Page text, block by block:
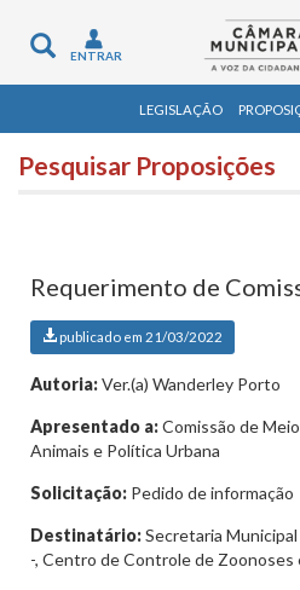
Toggle
navigation
ENTRAR
LEGISLAÇÃO
Pesquisar Proposições
Requerimento de
publicado em 21/03/2022
Autoria:Ver.(a) Wanderley Porto
Apresentado a:Comissão de
Animais e Política Urbana
Solicitação: Pedido de informação
Destinatário:Secretaria
-, Centro de Controle de